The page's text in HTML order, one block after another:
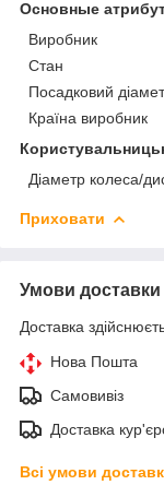
Основные
Виробник
Стан
Посадковий
Країна виробник
Діаметр колеса/
Приховати
Умови доставки
Доставка
Нова Пошта
Самовивіз
Доставка
Всі умови